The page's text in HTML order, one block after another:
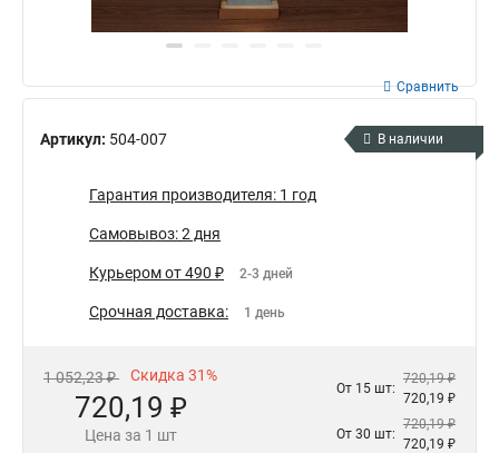
Артикул: 504-007
Сравнить
В наличии
Гарантия производителя: 1 год
Самовывоз: 2 дня
Курьером от 490 ₽ 2-3 дней
Срочная доставка: 1 день
1 052,23 ₽ Скидка 31%
720,19 ₽
Цена за 1 шт
От 15 шт:
720,19 ₽
720,19 ₽
От 30 шт:
720,19 ₽
720,19 ₽